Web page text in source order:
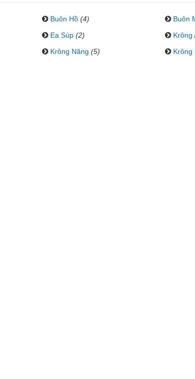
Buôn Hồ (4) Buôn
Ea Súp (2) Krông
Krông Năng (5) Krông